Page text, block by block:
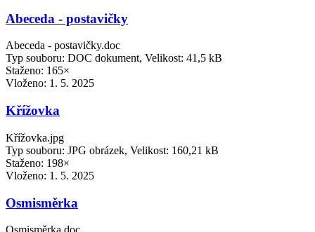
Abeceda - postavičky
Abeceda - postavičky.doc
Typ souboru: DOC dokument, Velikost: 41,5 kB
Staženo: 165×
Vloženo: 1. 5. 2025
Křížovka
Křížovka.jpg
Typ souboru: JPG obrázek, Velikost: 160,21 kB
Staženo: 198×
Vloženo: 1. 5. 2025
Osmisměrka